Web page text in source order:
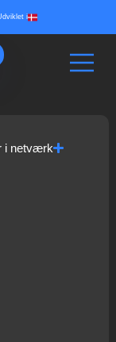
i
i netværk